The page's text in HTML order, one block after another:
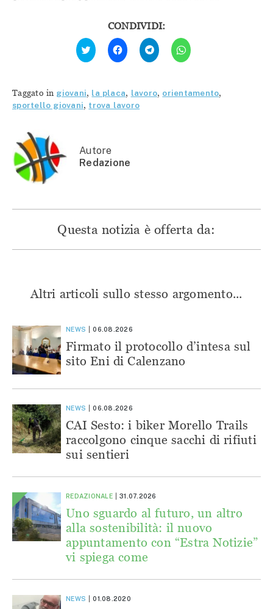
CONDIVIDI:
Fai
clic
qui
Twitter
(Si
apre
in
Fai
clic
per
condividere
(Si
apre
in
una
Fai
clic
per
condividere
(Si
apre
Fai
clic
per
(Si
apre
Taggato in giovani, la placa, lavoro, orientamento,
sportello giovani, trova lavoro
Autore
Redazione
Questa notizia è offerta da:
Altri articoli sullo stesso argomento...
NEWS 06.08.2026
Firmato il protocollo d’intesa sul
sito Eni di Calenzano
NEWS 06.08.2026
CAI Sesto: i biker Morello Trails
raccolgono cinque sacchi di rifiuti
sui sentieri
REDAZIONALE 31.07.2026
Uno sguardo al futuro, un altro
alla sostenibilità: il nuovo
appuntamento con “Estra Notizie”
vi spiega come
NEWS 01.08.2020